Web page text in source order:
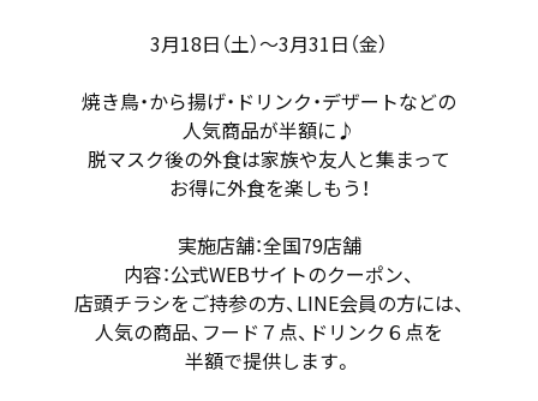
3月18日（土）～3月31日（金）
焼き鳥・から揚げ・ドリンク・デザートなどの
人気商品が半額に♪
脱マスク後の外食は家族や友人と集まって
お得に外食を楽しもう！
実施店舗：全国79店舗
内容：公式WEBサイトのクーポン、
店頭チラシをご持参の方、LINE会員の方には、
人気の商品、フード７点、ドリンク６点を
半額で提供します。